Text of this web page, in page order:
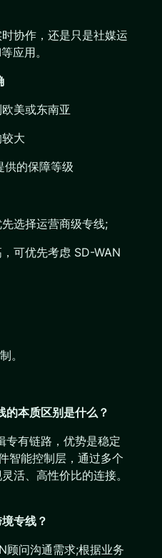
协作，还是只是社媒运
应用。
美或东南亚
大
供的保障等级
选择运营商级专线;
可优先考虑 SD-WAN
。
的本质区别是什么？
专有链路，优势是稳定
智能控制层，通过多个
活、高性价比的连接。
专线？
顾问沟通需求;根据业务